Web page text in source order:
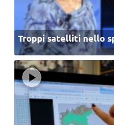
Troppi satelliti nello